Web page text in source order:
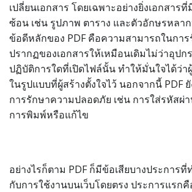
เปลี่ยนเอกสาร โดยเฉพาะอย่างยิ่งเอกสาร
ซ้อน เช่น รูปภาพ ตาราง และตัวอักษรหลา
ข้อดีหลักของ PDF คือความสามารถในกา
ปรากฏของเอกสารให้เหมือนเดิมไม่ว่าอุป
ปฏิบัติการใดที่เปิดไฟล์นั้น ทำให้มั่นใจได้ว่า
ในรูปแบบที่ผู้สร้างตั้งใจไว้ นอกจากนี้ PDF
การรักษาความปลอดภัย เช่น การใส่รหัสผ่
การพิมพ์หรือแก้ไข
อย่างไรก็ตาม PDF ก็มีข้อเสียบางประการ
กับการใช้งานบนเว็บโดยตรง ประการแรก